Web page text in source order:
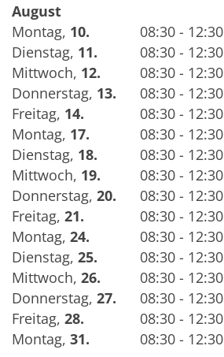
August
Montag, 10.
08:30 - 12:30
Dienstag, 11.
08:30 - 12:30
Mittwoch, 12.
08:30 - 12:30
Donnerstag, 13.
08:30 - 12:30
Freitag, 14.
08:30 - 12:30
Montag, 17.
08:30 - 12:30
Dienstag, 18.
08:30 - 12:30
Mittwoch, 19.
08:30 - 12:30
Donnerstag, 20.
08:30 - 12:30
Freitag, 21.
08:30 - 12:30
Montag, 24.
08:30 - 12:30
Dienstag, 25.
08:30 - 12:30
Mittwoch, 26.
08:30 - 12:30
Donnerstag, 27.
08:30 - 12:30
Freitag, 28.
08:30 - 12:30
Montag, 31.
08:30 - 12:30